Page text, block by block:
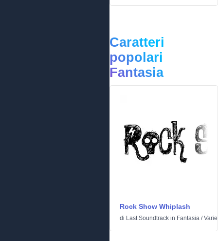
Caratteri
popolari
Fantasia
Rock Show Whiplash
di Last Soundtrack in Fantasia /Varie